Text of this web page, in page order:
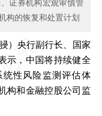
证券机构宏观审慎管
构的恢复和处置计划
） 央行副行长、国家
示，中国将持续健全
性风险监测评估体
构和金融控股公司监